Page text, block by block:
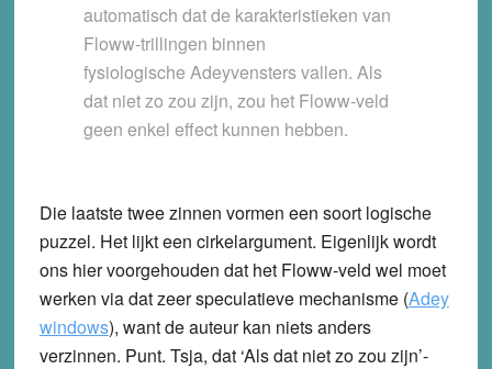
automatisch dat de karakteristieken van
Floww-trillingen binnen
fysiologische Adeyvensters vallen. Als
dat niet zo zou zijn, zou het Floww-veld
geen enkel effect kunnen hebben.
Die laatste twee zinnen vormen een soort logische
puzzel. Het lijkt een cirkelargument. Eigenlijk wordt
ons hier voorgehouden dat het Floww-veld wel moet
werken via dat zeer speculatieve mechanisme (Adey
windows), want de auteur kan niets anders
verzinnen. Punt. Tsja, dat ‘Als dat niet zo zou zijn’-